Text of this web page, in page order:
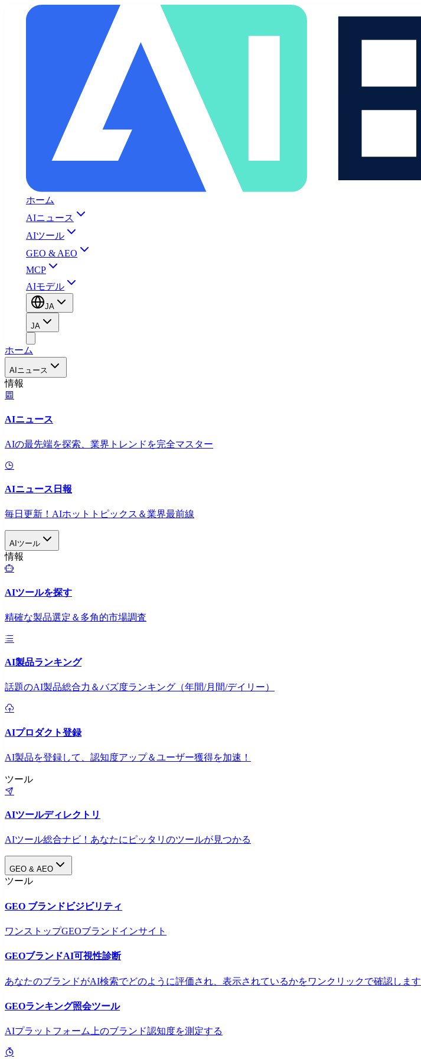
ホーム
AIニュース
AIツール
GEO & AEO
MCP
AIモデル
JA
JA
ホーム
AIニュース
情報
AIニュース
AIの最先端を探索、業界トレンドを完全マスター
AIニュース日報
毎日更新！AIホットトピックス＆業界最前線
AIツール
情報
AIツールを探す
精確な製品選定＆多角的市場調査
AI製品ランキング
話題のAI製品総合力＆バズ度ランキング（年間/月間/デイリー）
AIプロダクト登録
AI製品を登録して、認知度アップ＆ユーザー獲得を加速！
ツール
AIツールディレクトリ
AIツール総合ナビ！あなたにピッタリのツールが見つかる
GEO & AEO
ツール
GEO ブランドビジビリティ
ワンストップGEOブランドインサイト
GEOブランドAI可視性診断
あなたのブランドがAI検索でどのように評価され、表示されているかをワンクリックで確認します
GEOランキング照会ツール
AIプラットフォーム上のブランド認知度を測定する